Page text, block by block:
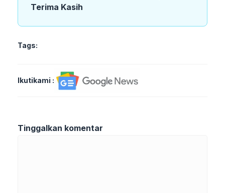
Terima Kasih
Tags:
Ikutikami :
Tinggalkan komentar